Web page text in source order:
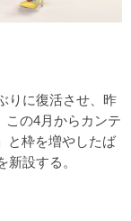
りに復活させ、昨
この4月からカンテ
と枠を増やしたば
設する。